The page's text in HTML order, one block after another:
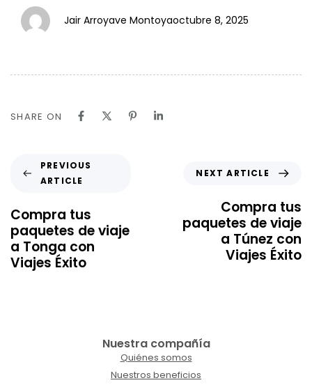
Jair Arroyave Montoyaoctubre 8, 2025
SHARE ON
PREVIOUS
ARTICLE
Compra tus
paquetes de viaje
a Tonga con
Viajes Éxito
NEXT ARTICLE
Compra tus
paquetes de viaje
a Túnez con
Viajes Éxito
Nuestra compañía
Quiénes somos
Nuestros beneficios